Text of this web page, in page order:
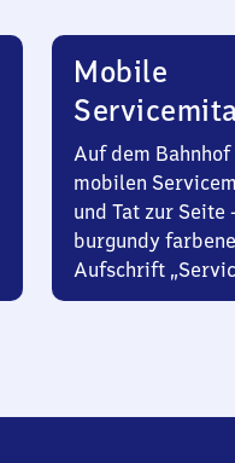
Mobile
Auf dem
mobilen
und Tat zur Seite
burgundy
Aufschrift